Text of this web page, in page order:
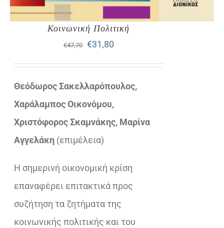
Κοινωνική Πολιτική
€47,70
Original
price
was:
€47,70.
€31,80Η
τρέχουσα
€31,80.
Θεόδωρος Σακελλαρόπουλος,
Χαράλαμπος Οικονόμου,
Χριστόφορος Σκαμνάκης, Μαρίνα
Αγγελάκη (επιμέλεια)
Η σημερινή οικονομική κρίση
επαναφέρει επιτακτικά προς
συζήτηση τα ζητήματα της
κοινωνικής πολιτικής και του